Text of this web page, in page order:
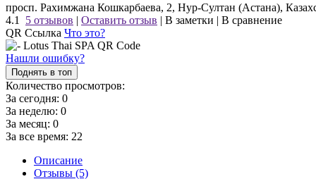
просп. Рахимжана Кошкарбаева, 2, Нур-Султан (Астана),
4.1
5 отзывов | Оставить отзыв | В заметки | В сравнение
QR Ссылка Что это?
Нашли ошибку?
Поднять в топ
Количество просмотров:
За сегодня: 0
За неделю: 0
За месяц: 0
За все время: 22
Описание
Отзывы (5)